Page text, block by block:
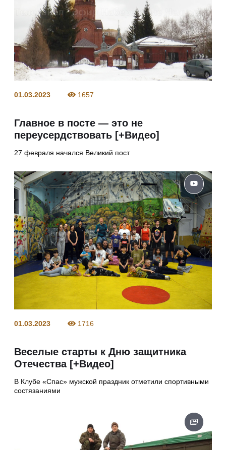
01.03.2023 1657
Главное в посте — это не
переусердствовать [+Видео]
27 февраля начался Великий пост
01.03.2023 1716
Веселые старты к Дню защитника
Отечества [+Видео]
В Клубе «Спас» мужской праздник отметили спортивными
состязаниями